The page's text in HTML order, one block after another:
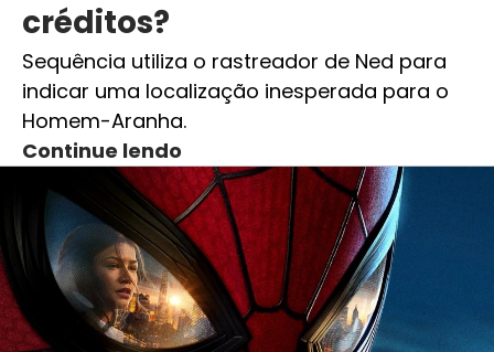
créditos?
Sequência utiliza o rastreador de Ned para
indicar uma localização inesperada para o
Homem-Aranha.
Continue lendo